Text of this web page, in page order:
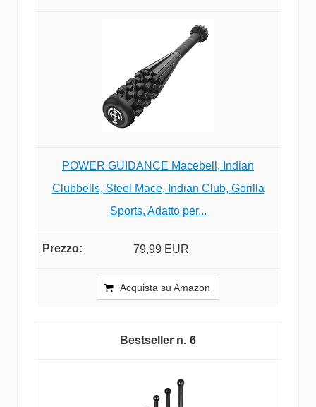
POWER GUIDANCE Macebell, Indian
Clubbells, Steel Mace, Indian Club, Gorilla
Sports, Adatto per...
79,99 EUR
Acquista su Amazon
6